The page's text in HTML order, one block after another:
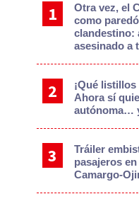
Otra vez, el
como
clandestino:
asesinado a
¡Qué
Ahora sí
autónoma…
Tráiler
pasajeros
Camargo-